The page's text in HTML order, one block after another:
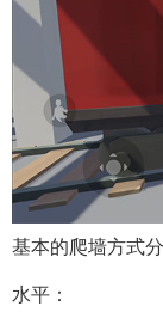
基本的爬墙方式
水平：